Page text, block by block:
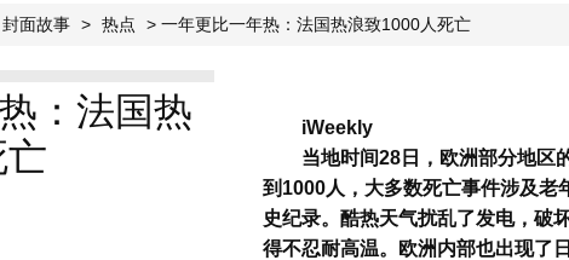
封面故事 > 热点 > 一年更比一年热：法国热浪致1000人死亡
：法国热
iWeekly
当地时间28日，欧洲部分地区
到1000人，大多数死亡事件涉及老
史纪录。酷热天气扰乱了发电，破
得不忍耐高温。欧洲内部也出现了